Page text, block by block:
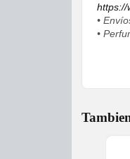
https://
•
•